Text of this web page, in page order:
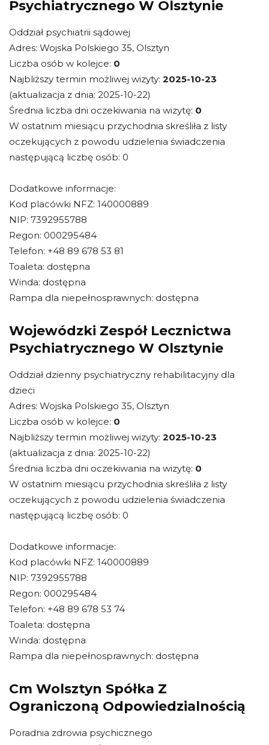
Psychiatrycznego W Olsztynie
Oddział psychiatrii sądowej
Adres: Wojska Polskiego 35, Olsztyn
Liczba osób w kolejce: 0
Najbliższy termin możliwej wizyty: 2025-10-23
(aktualizacja z dnia: 2025-10-22)
Średnia liczba dni oczekiwania na wizytę: 0
W ostatnim miesiącu przychodnia skreśliła z listy
oczekujących z powodu udzielenia świadczenia
następującą liczbę osób: 0
Dodatkowe informacje:
Kod placówki NFZ: 140000889
NIP: 7392955788
Regon: 000295484
Telefon: +48 89 678 53 81
Toaleta: dostępna
Winda: dostępna
Rampa dla niepełnosprawnych: dostępna
Wojewódzki Zespół Lecznictwa
Psychiatrycznego W Olsztynie
Oddział dzienny psychiatryczny rehabilitacyjny dla
dzieci
Adres: Wojska Polskiego 35, Olsztyn
Liczba osób w kolejce: 0
Najbliższy termin możliwej wizyty: 2025-10-23
(aktualizacja z dnia: 2025-10-22)
Średnia liczba dni oczekiwania na wizytę: 0
W ostatnim miesiącu przychodnia skreśliła z listy
oczekujących z powodu udzielenia świadczenia
następującą liczbę osób: 0
Dodatkowe informacje:
Kod placówki NFZ: 140000889
NIP: 7392955788
Regon: 000295484
Telefon: +48 89 678 53 74
Toaleta: dostępna
Winda: dostępna
Rampa dla niepełnosprawnych: dostępna
Cm Wolsztyn Spółka Z
Ograniczoną Odpowiedzialnością
Poradnia zdrowia psychicznego